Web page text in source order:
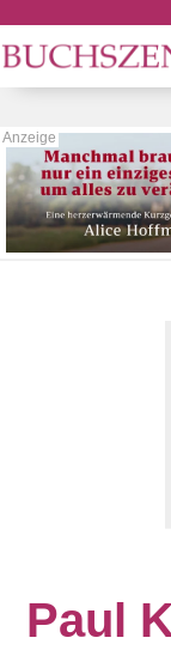
Paul